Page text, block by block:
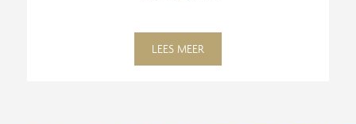
LEES MEER